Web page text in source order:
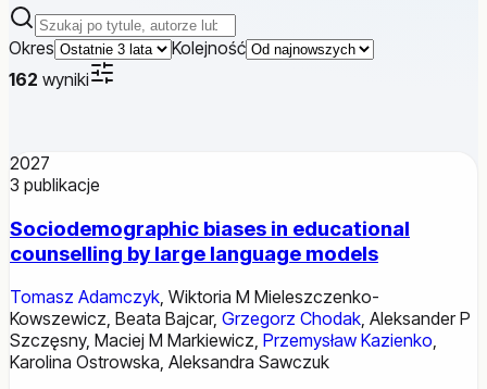
Szukaj publikacji
Okres
Kolejność
162 wyniki
2027
3 publikacje
Sociodemographic biases in educational
counselling by large language models
Tomasz Adamczyk, Wiktoria M Mieleszczenko-
Kowszewicz, Beata Bajcar, Grzegorz Chodak, Aleksander P
Szczęsny, Maciej M Markiewicz, Przemysław Kazienko,
Karolina Ostrowska, Aleksandra Sawczuk